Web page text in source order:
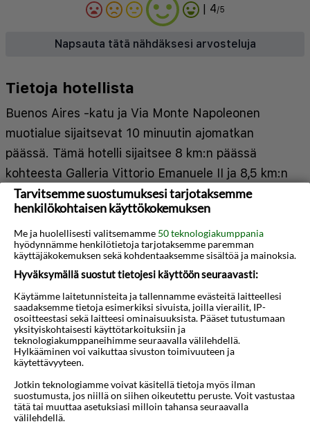
| 4/5
Napsauta tätä nähdäksesi arvosteluja
Tietoja hotellista
Buenos Aires -katu ja Via Monte Napoleonen
muotialue sijaitsevat 10 minuutin ajomatkan
päässä. Tämä hotelli sijaitsee 8 km:n päässä
kohteesta Galleria Vittorio Emanuele II ja 8,5 km:n
päässä kohteesta Piazza del Duomo. Kaikkien 216
huoneen varusteluun kuuluu minibaari ja
taulutelevisio. Mukavuuksiin kuuluu
satelliittikanavat sekä ilmainen langaton
internetyhteys. Huoneissa on oma kylpyhuone, ja
sen varusteluun kuuluu suihku, ilmaiset
hygieniatuotteet ja bidee. Varusteluun kuuluu
puhelin, tallelokero ja työpöytä. Etäisyydet
pyöristetään lähimpään 0,1 mailiin ja kilometriin.
Milano-Bicoccan yliopisto - 1,2 km / 0,7 mi
Teatro degli Arcimboldi - 1,5 km / 0,9 mi
Näytä lisää
3D-animaatio
Tarvitsemme suostumuksesi tarjotaksemme
henkilökohtaisen käyttökokemuksen
Me ja huolellisesti valitsemamme 50 teknologiakumppania
hyödynnämme henkilötietoja tarjotaksemme paremman
käyttäjäkokemuksen sekä kohdentaaksemme sisältöä ja mainoksia.
Hyväksymällä suostut tietojesi käyttöön seuraavasti:
Käytämme laitetunnisteita ja tallennamme evästeitä laitteellesi
saadaksemme tietoja esimerkiksi sivuista, joilla vierailit, IP-
osoitteestasi sekä laitteesi ominaisuuksista. Pääset tutustumaan
yksityiskohtaisesti käyttötarkoituksiin ja
teknologiakumppaneihimme seuraavalla välilehdellä.
Hylkääminen voi vaikuttaa sivuston toimivuuteen ja
käytettävyyteen.
Jotkin teknologiamme voivat käsitellä tietoja myös ilman
suostumusta, jos niillä on siihen oikeutettu peruste. Voit vastustaa
tätä tai muuttaa asetuksiasi milloin tahansa seuraavalla
välilehdellä.